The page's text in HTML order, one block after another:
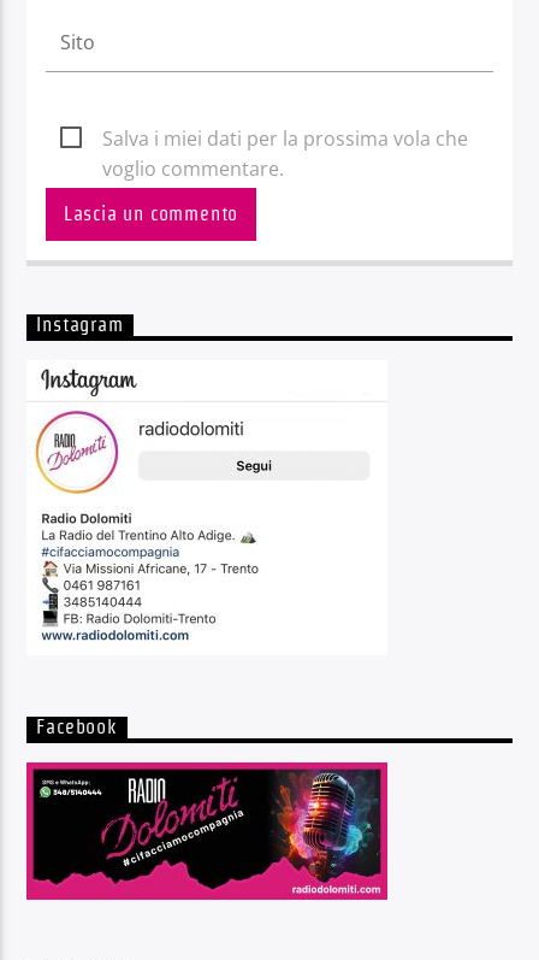
Salva i miei dati per la prossima vola che
voglio commentare.
Instagram
Facebook